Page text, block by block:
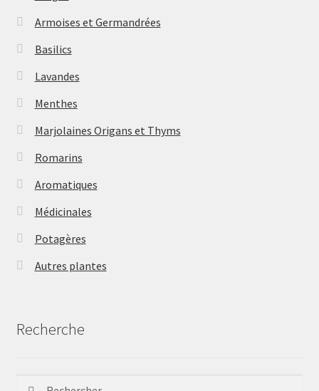
Armoises et Germandrées
Basilics
Lavandes
Menthes
Marjolaines Origans et Thyms
Romarins
Aromatiques
Médicinales
Potagères
Autres plantes
Recherche